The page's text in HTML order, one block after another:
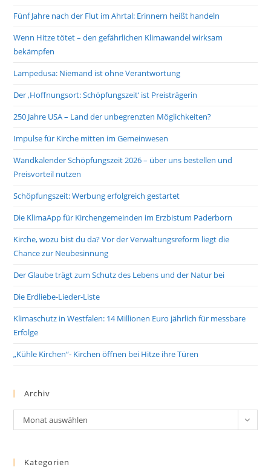
Fünf Jahre nach der Flut im Ahrtal: Erinnern heißt handeln
Wenn Hitze tötet – den gefährlichen Klimawandel wirksam
bekämpfen
Lampedusa: Niemand ist ohne Verantwortung
Der ‚Hoffnungsort: Schöpfungszeit‘ ist Preisträgerin
250 Jahre USA – Land der unbegrenzten Möglichkeiten?
Impulse für Kirche mitten im Gemeinwesen
Wandkalender Schöpfungszeit 2026 – über uns bestellen und
Preisvorteil nutzen
Schöpfungszeit: Werbung erfolgreich gestartet
Die KlimaApp für Kirchengemeinden im Erzbistum Paderborn
Kirche, wozu bist du da? Vor der Verwaltungsreform liegt die
Chance zur Neubesinnung
Der Glaube trägt zum Schutz des Lebens und der Natur bei
Die Erdliebe-Lieder-Liste
Klimaschutz in Westfalen: 14 Millionen Euro jährlich für messbare
Erfolge
„Kühle Kirchen“- Kirchen öffnen bei Hitze ihre Türen
Archiv
Archiv
Monat auswählen
Kategorien